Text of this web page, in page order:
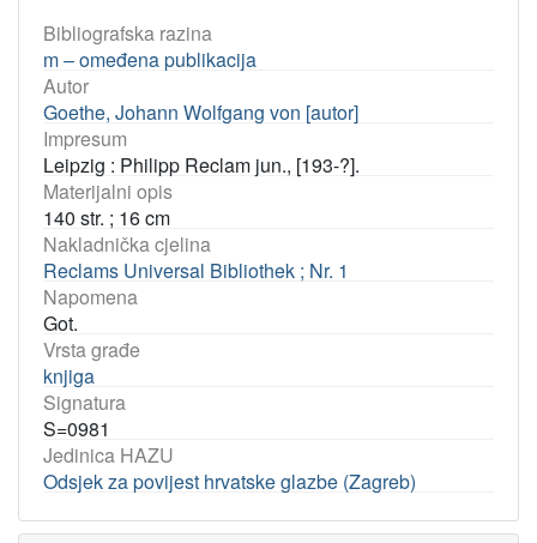
Bibliografska razina
m – omeđena publikacija
Autor
Goethe, Johann Wolfgang von [autor]
Impresum
Leipzig : Philipp Reclam jun., [193-?].
Materijalni opis
140 str. ; 16 cm
Nakladnička cjelina
Reclams Universal Bibliothek ; Nr. 1
Napomena
Got.
Vrsta građe
knjiga
Signatura
S=0981
Jedinica HAZU
Odsjek za povijest hrvatske glazbe (Zagreb)